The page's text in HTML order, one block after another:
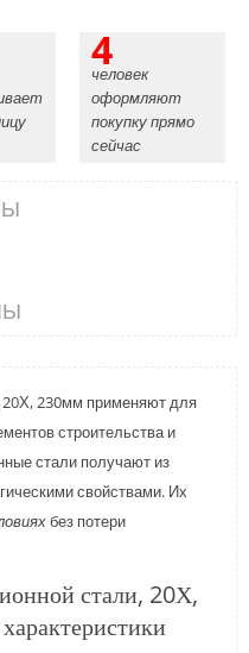
4
человек
оформляют
покупку прямо
сейчас
20Х, 230мм применяют для
строительства и
стали получают из
свойствами. Их
без потери
стали, 20Х,